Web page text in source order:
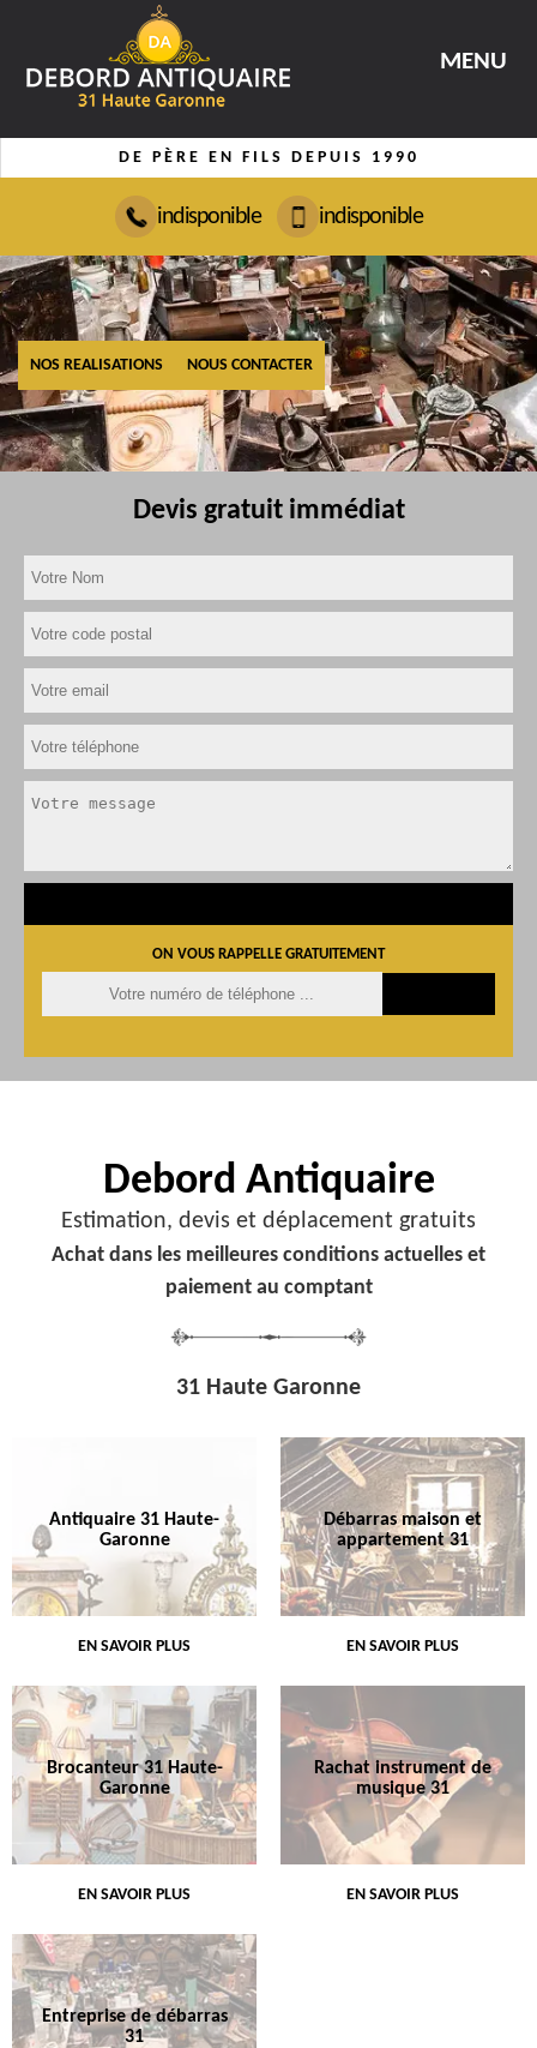
MENU
DE PÈRE EN FILS DEPUIS 1990
indisponible indisponible
NOS REALISATIONS NOUS CONTACTER
Devis gratuit immédiat
ON VOUS RAPPELLE GRATUITEMENT
Debord Antiquaire
Estimation, devis et déplacement gratuits
Achat dans les meilleures conditions actuelles et
paiement au comptant
31 Haute Garonne
Antiquaire 31 Haute-
Garonne
EN SAVOIR PLUS
Débarras maison et
appartement 31
EN SAVOIR PLUS
Brocanteur 31 Haute-
Garonne
EN SAVOIR PLUS
Rachat instrument de
musique 31
EN SAVOIR PLUS
Entreprise de débarras
31